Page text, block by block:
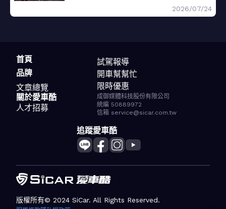
2026/07/24
首頁
品牌
文章總覽
試駕報導
開車幫幫忙
限時優惠
關於愛車酷
人才招募
成御媒體科技股份有限公司
統編 50889972
信箱 service@sicar.com.tw
追蹤愛車酷
版權所有© 2024 SiCar. All Rights Reserved.